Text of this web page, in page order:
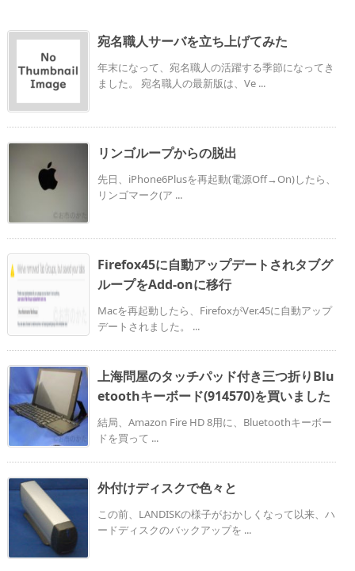
宛名職人サーバを立ち上げてみた
年末になって、宛名職人の活躍する季節になってき
ました。 宛名職人の最新版は、Ve ...
リンゴループからの脱出
先日、iPhone6Plusを再起動(電源Off→On)したら、
リンゴマーク(ア ...
Firefox45に自動アップデートされタブグ
ループをAdd-onに移行
Macを再起動したら、FirefoxがVer.45に自動アップ
デートされました。 ...
上海問屋のタッチパッド付き三つ折りBlu
etoothキーボード(914570)を買いました
結局、Amazon Fire HD 8用に、Bluetoothキーボー
ドを買って ...
外付けディスクで色々と
この前、LANDISKの様子がおかしくなって以来、ハ
ードディスクのバックアップを ...